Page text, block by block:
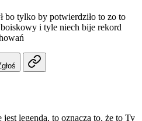
bo tylko by potwierdziło to zo to
i tyle niech bije rekord
legendą, to oznacza to, że to Ty